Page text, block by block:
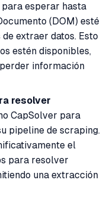
esperar hasta
(DOM) esté
extraer datos. Esto
estén disponibles,
información
resolver
CapSolver para
pipeline de scraping.
el
para resolver
una extracción